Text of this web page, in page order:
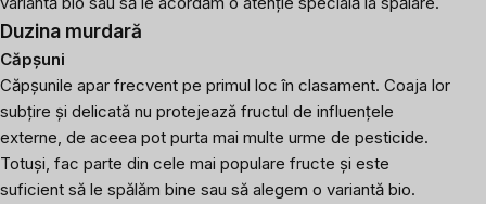
Duzina murdară
Căpșuni
Căpșunile apar frecvent pe primul loc în clasament. Coaja lor
subțire și delicată nu protejează fructul de influențele
externe, de aceea pot purta mai multe urme de pesticide.
Totuși, fac parte din cele mai populare fructe și este
suficient să le spălăm bine sau să alegem o variantă bio.